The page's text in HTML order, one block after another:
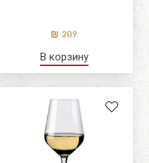
209
В корзину